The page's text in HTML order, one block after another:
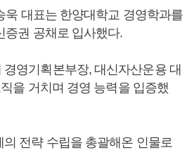
욱 대표는 한양대학교 경영학과를
증권 공채로 입사했다.
영기획본부장, 대신자산운용 대
을 거치며 경영 능력을 입증했
전략 수립을 총괄해온 인물로